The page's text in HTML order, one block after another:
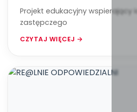
Projekt edukacyjny wspierający
zastępczego
CZYTAJ WIĘCEJ →